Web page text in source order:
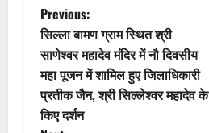
t
i
o
n
P
o
s
t
Previous:
सिल्ला बामण ग्राम स्थित श्री
साणेश्वर महादेव मंदिर में नौ दिवसीय
महा पूजन में शामिल हुए जिलाधिकारी
प्रतीक जैन, श्री सिल्लेश्वर महादेव के
किए दर्शन